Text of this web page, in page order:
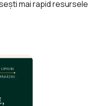
mai rapid resursele